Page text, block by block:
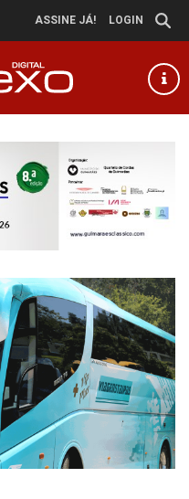
ASSINE JÁ! LOGIN